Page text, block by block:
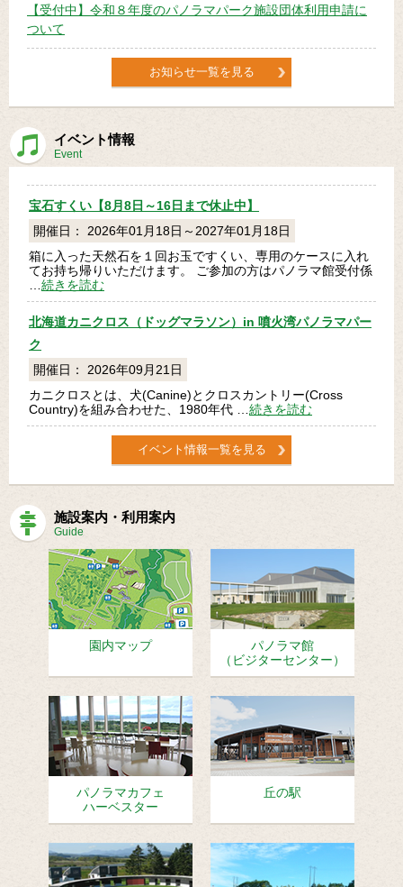
【受付中】令和８年度のパノラマパーク施設団体利用申請に
ついて
お知らせ一覧を見る
イベント情報
Event
宝石すくい【8月8日～16日まで休止中】
開催日： 2026年01月18日～2027年01月18日
箱に入った天然石を１回お玉ですくい、専用のケースに入れ
てお持ち帰りいただけます。 ご参加の方はパノラマ館受付係
…続きを読む
北海道カニクロス（ドッグマラソン）in 噴火湾パノラマパー
ク
開催日： 2026年09月21日
カニクロスとは、犬(Canine)とクロスカントリー(Cross
Country)を組み合わせた、1980年代 …続きを読む
イベント情報一覧を見る
施設案内・利用案内
Guide
園内マップ
パノラマ館
（ビジターセンター）
パノラマカフェ
ハーベスター
丘の駅